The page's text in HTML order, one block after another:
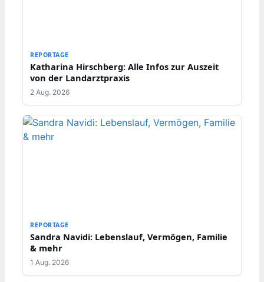
REPORTAGE
Katharina Hirschberg: Alle Infos zur Auszeit
von der Landarztpraxis
2 Aug. 2026
REPORTAGE
Sandra Navidi: Lebenslauf, Vermögen, Familie
& mehr
1 Aug. 2026